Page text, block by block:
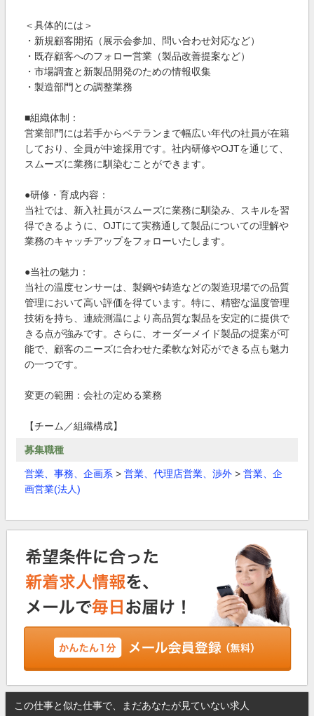
＜具体的には＞
・新規顧客開拓（展示会参加、問い合わせ対応など）
・既存顧客へのフォロー営業（製品改善提案など）
・市場調査と新製品開発のための情報収集
・製造部門との調整業務
■組織体制：
営業部門には若手からベテランまで幅広い年代の社員が在籍
しており、全員が中途採用です。社内研修やOJTを通じて、
スムーズに業務に馴染むことができます。
●研修・育成内容：
当社では、新入社員がスムーズに業務に馴染み、スキルを習
得できるように、OJTにて実務通して製品についての理解や
業務のキャッチアップをフォローいたします。
●当社の魅力：
当社の温度センサーは、製鋼や鋳造などの製造現場での品質
管理において高い評価を得ています。特に、精密な温度管理
技術を持ち、連続測温により高品質な製品を安定的に提供で
きる点が強みです。さらに、オーダーメイド製品の提案が可
能で、顧客のニーズに合わせた柔軟な対応ができる点も魅力
の一つです。
変更の範囲：会社の定める業務
【チーム／組織構成】
募集職種
営業、事務、企画系 > 営業、代理店営業、渉外 > 営業、企
画営業(法人)
この仕事と似た仕事で、まだあなたが見ていない求人